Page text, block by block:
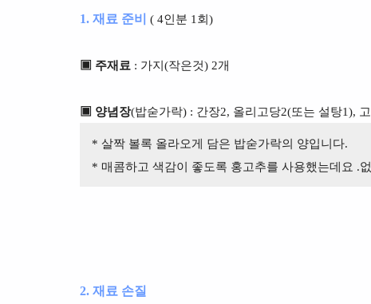
1. 재료 준비 ( 4인분 1회)
▣ 주재료 : 가지(작은것) 2개
▣ 양념장(밥숟가락) : 간장2, 올리고당2(또는 설탕1),
* 살짝 볼록 올라오게 담은 밥숟가락의 양입니다.
* 매콤하고 색감이 좋도록 홍고추를 사용했는데요 .
2. 재료 손질